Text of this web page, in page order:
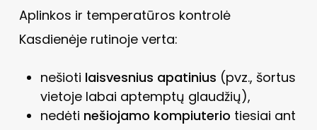
Aplinkos ir temperatūros kontrolė
Kasdienėje rutinoje verta:
nešioti laisvesnius apatinius (pvz., šortus
vietoje labai aptemptų glaudžių),
nedėti nešiojamo kompiuterio tiesiai ant